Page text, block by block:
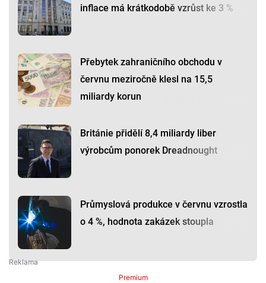
inflace má krátkodobě vzrůst ke 3 %
Přebytek zahraničního obchodu v
červnu meziročně klesl na 15,5
miliardy korun
Británie přidělí 8,4 miliardy liber
výrobcům ponorek Dreadnought
Průmyslová produkce v červnu vzrostla
o 4 %, hodnota zakázek stoupla
Premium